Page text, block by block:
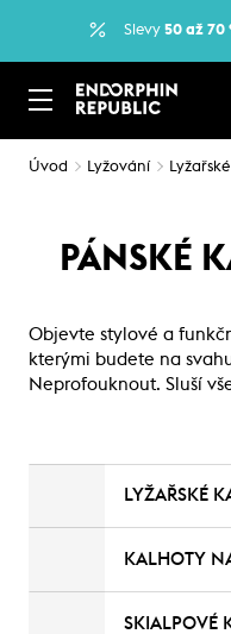
Slevy 50 až 70
Úvod Lyžování
PÁNSKÉ
Objevte stylové a
kterými budete na
Neprofouknout. Sluší
LYŽAŘSKÉ
KALHOTY
SKIALPOVÉ